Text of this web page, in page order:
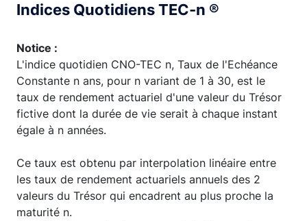
Indices Quotidiens TEC-n ®
Notice :
L'indice quotidien CNO-TEC n, Taux de l'Echéance
Constante n ans, pour n variant de 1 à 30, est le
taux de rendement actuariel d'une valeur du Trésor
fictive dont la durée de vie serait à chaque instant
égale à n années.
Ce taux est obtenu par interpolation linéaire entre
les taux de rendement actuariels annuels des 2
valeurs du Trésor qui encadrent au plus proche la
maturité n.